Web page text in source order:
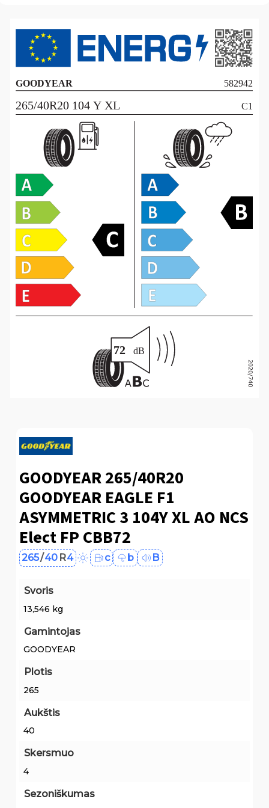
GOODYEAR 265/40R20
GOODYEAR EAGLE F1
ASYMMETRIC 3 104Y XL AO NCS
Elect FP CBB72
265/40 R4 c b B
Svoris
13,546 kg
Gamintojas
GOODYEAR
Plotis
265
Aukštis
40
Skersmuo
4
Sezoniškumas